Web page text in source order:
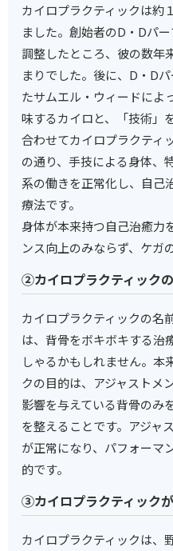
カイロプラクティックは約
ました。創始者のD・Dパ
調整したところ、彼の数年
まりでした。後に、D・D
たサムエル・ウィードによ
味するカイロと、「技術」
合わせてカイロプラクティ
の通り、手技による身体、
系の働きを正常化し、自己
療法です。
身体が本来持つ自己治癒力
ンス向上のみならず、ケガ
②カイロプラクティック
カイロプラクティックの名
は、背骨をボキボキする治
しゃるかもしれません。本
クの目的は、アジャストメ
影響を与えている背骨のみ
を整えることです。アジャ
が正常になり、パフォーマ
的です。
③カイロプラクティック
カイロプラクティックは、